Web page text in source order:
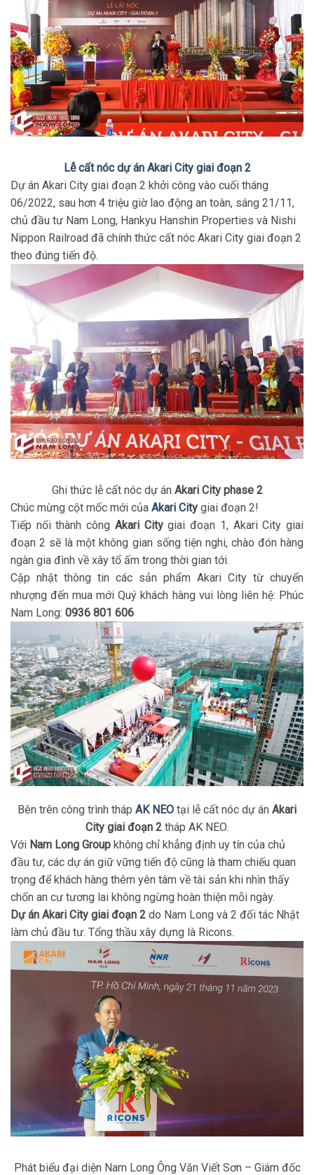
Lễ cất nóc dự án Akari City giai đoạn 2
Dự án Akari City giai đoạn 2 khởi công vào cuối tháng
06/2022, sau hơn 4 triệu giờ lao động an toàn, sáng 21/11,
chủ đầu tư Nam Long, Hankyu Hanshin Properties và Nishi
Nippon Railroad đã chính thức cất nóc Akari City giai đoạn 2
theo đúng tiến độ.
Ghi thức lễ cất nóc dự án Akari City phase 2
Chúc mừng cột mốc mới của Akari City giai đoạn 2!
Tiếp nối thành công Akari Citygiai đoạn 1, Akari City giai
đoạn 2 sẽ là một không gian sống tiện nghi, chào đón hàng
ngàn gia đình về xây tổ ấm trong thời gian tới.
Cập nhật thông tin các sản phẩm Akari City từ chuyển
nhượng đến mua mới Quý khách hàng vui lòng liên hệ: Phúc
Nam Long: 0936 801 606
Bên trên công trình tháp AK NEO tại lễ cất nóc dự án Akari
City giai đoạn 2 tháp AK NEO.
Với Nam Long Group không chỉ khẳng định uy tín của chủ
đầu tư, các dự án giữ vững tiến độ cũng là tham chiếu quan
trọng để khách hàng thêm yên tâm về tài sản khi nhìn thấy
chốn an cư tương lai không ngừng hoàn thiện mỗi ngày.
Dự án Akari City giai đoạn 2 do Nam Long và 2 đối tác Nhật
làm chủ đầu tư. Tổng thầu xây dựng là Ricons.
Phát biểu đại diện Nam Long Ông Văn Viết Sơn – Giám đốc